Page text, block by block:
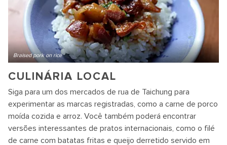
Braised pork on rice
CULINÁRIA LOCAL
Siga para um dos mercados de rua de Taichung para
experimentar as marcas registradas, como a carne de porco
moída cozida e arroz. Você também poderá encontrar
versões interessantes de pratos internacionais, como o filé
de carne com batatas fritas e queijo derretido servido em